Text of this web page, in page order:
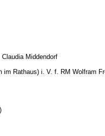
Middendorf
im Rathaus) i. V. f. RM Wolfram